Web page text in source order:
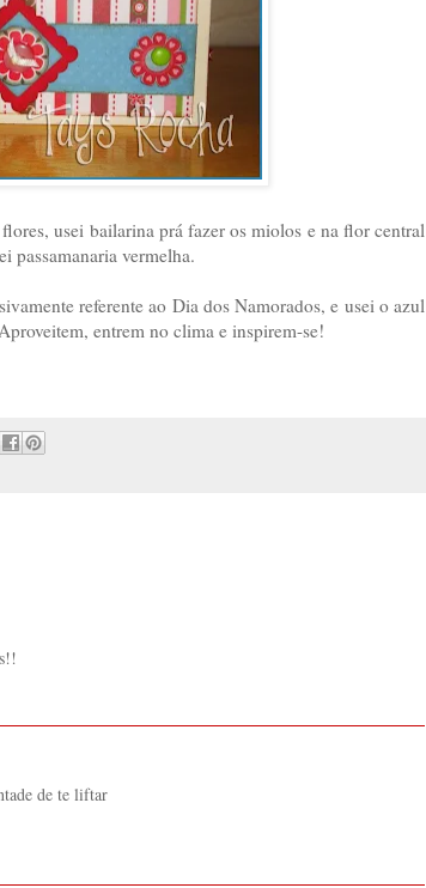
usei bailarina prá fazer os miolos e na flor central
passamanaria vermelha.
referente ao Dia dos Namorados, e usei o azul
entrem no clima e inspirem-se!
de te liftar